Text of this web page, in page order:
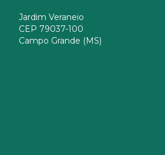
Jardim Veraneio
CEP 79037-100
Campo Grande (MS)